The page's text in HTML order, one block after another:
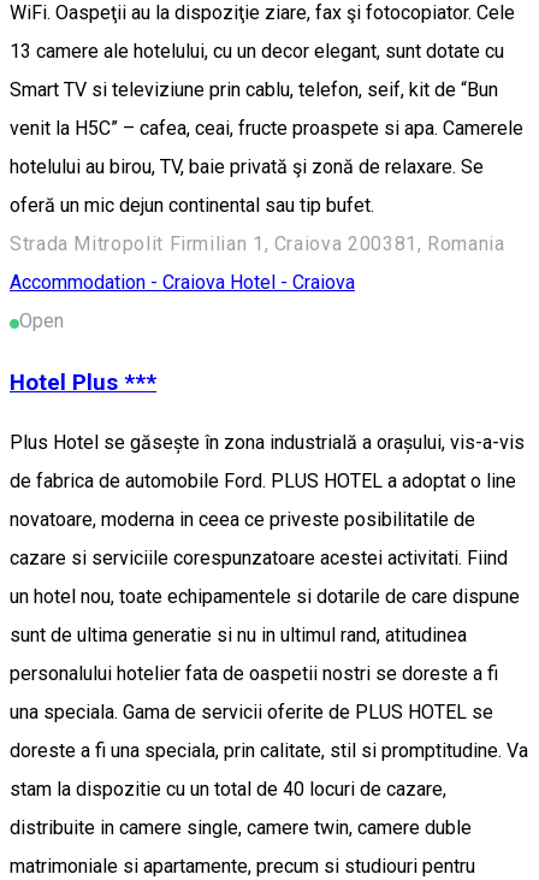
WiFi. Oaspeţii au la dispoziţie ziare, fax şi fotocopiator. Cele
13 camere ale hotelului, cu un decor elegant, sunt dotate cu
Smart TV si televiziune prin cablu, telefon, seif, kit de “Bun
venit la H5C” – cafea, ceai, fructe proaspete si apa. Camerele
hotelului au birou, TV, baie privată şi zonă de relaxare. Se
oferă un mic dejun continental sau tip bufet.
Strada Mitropolit Firmilian 1, Craiova 200381, Romania
Accommodation - Craiova Hotel - Craiova
Open
Hotel Plus ***
Plus Hotel se găsește în zona industrială a orașului, vis-a-vis
de fabrica de automobile Ford. PLUS HOTEL a adoptat o line
novatoare, moderna in ceea ce priveste posibilitatile de
cazare si serviciile corespunzatoare acestei activitati. Fiind
un hotel nou, toate echipamentele si dotarile de care dispune
sunt de ultima generatie si nu in ultimul rand, atitudinea
personalului hotelier fata de oaspetii nostri se doreste a fi
una speciala. Gama de servicii oferite de PLUS HOTEL se
doreste a fi una speciala, prin calitate, stil si promptitudine. Va
stam la dispozitie cu un total de 40 locuri de cazare,
distribuite in camere single, camere twin, camere duble
matrimoniale si apartamente, precum si studiouri pentru